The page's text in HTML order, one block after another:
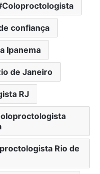
Coloproctologista
confiança
Ipanema
de Janeiro
RJ
Rio de